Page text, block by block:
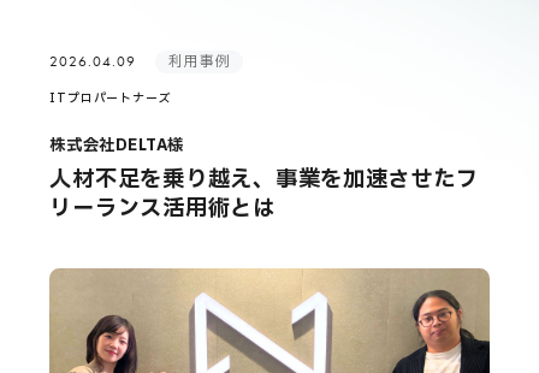
NEWS
USER’S VOICE
CAREERS
2026.04.09 利用事例
ITプロパートナーズ
株式会社DELTA様
人材不足を乗り越え、事業を加速させたフ
リーランス活用術とは